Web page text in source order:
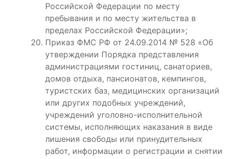
Российской Федерации по месту
пребывания и по месту жительства в
пределах Российской Федерации»;
Приказ ФМС РФ от 24.09.2014 № 528 «Об
утверждении Порядка представления
администрациями гостиниц, санаториев,
домов отдыха, пансионатов, кемпингов,
туристских баз, медицинских организаций
или других подобных учреждений,
учреждений уголовно-исполнительной
системы, исполняющих наказания в виде
лишения свободы или принудительных
работ, информации о регистрации и снятии